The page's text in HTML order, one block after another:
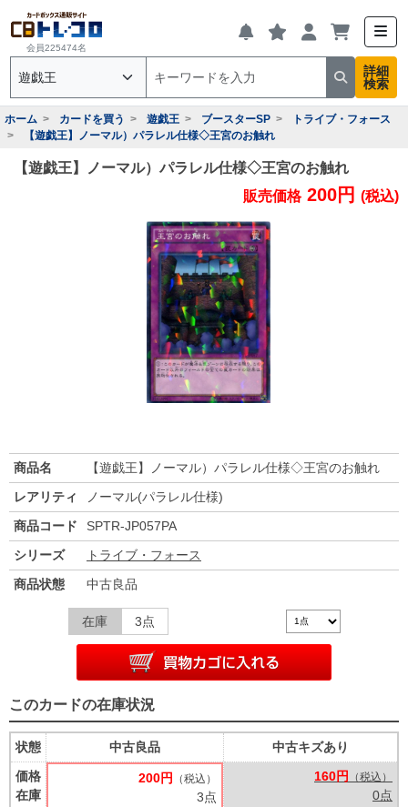
会員225474名
詳細
検索
ホーム カードを買う 遊戯王 ブースターSP
トライブ・フォース
【遊戯王】ノーマル）パラレル仕様◇王宮のお触れ
【遊戯王】ノーマル）パラレル仕様◇王宮のお触れ
販売価格 200円 (税込)
商品名
【遊戯王】ノーマル）パラレル仕様◇王宮のお触れ
レアリティ
ノーマル(パラレル仕様)
商品コード
SPTR-JP057PA
シリーズ
トライブ・フォース
商品状態
中古良品
在庫 3点
このカードの在庫状況
状態
価格
在庫
中古良品
200円 （税込）
3点
中古キズあり
160円
（税込）
0点